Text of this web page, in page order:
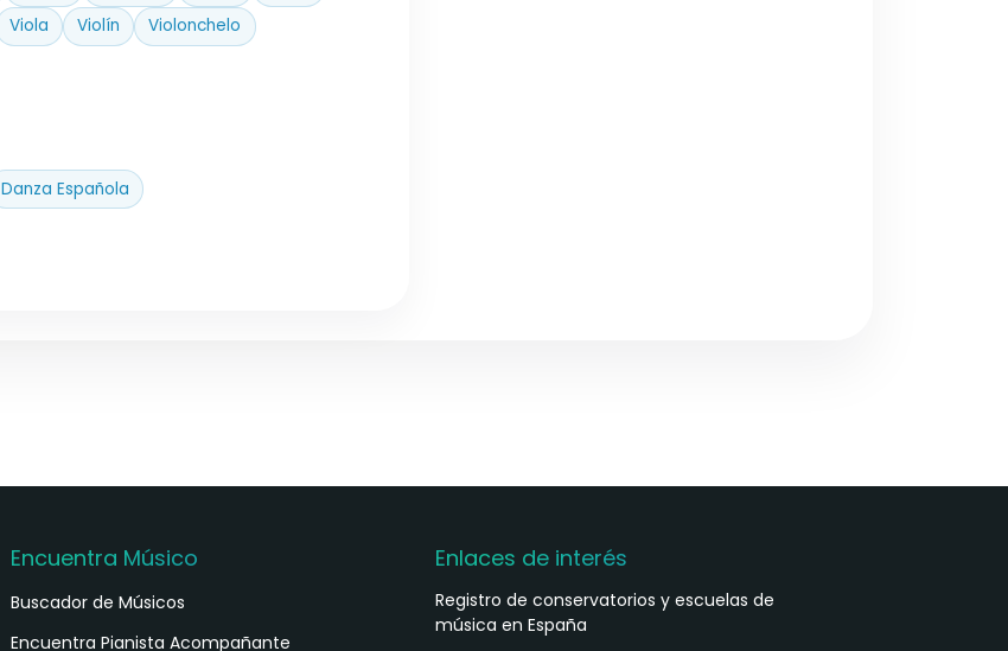
Viola Violín Violonchelo
Danza Española
Encuentra Músico
Buscador de Músicos
Encuentra Pianista Acompañante
Enlaces de interés
Registro de conservatorios y escuelas de
música en España